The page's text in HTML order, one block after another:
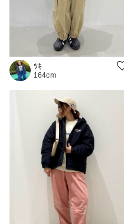
ﾂｷ
164cm